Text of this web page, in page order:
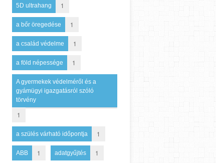
5D ultrahang 1
a bőr öregedése 1
a család védelme 1
a föld népessége 1
A gyermekek védelméről és a
gyámügyi igazgatásról szóló
törvény
1
a szülés várható időpontja 1
ABB 1 adatgyűjtés 1